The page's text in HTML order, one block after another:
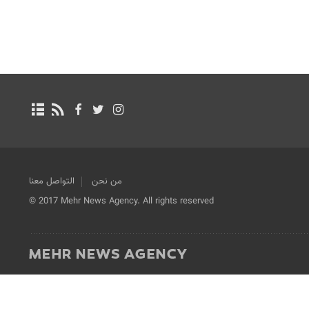
من نحن
التواصل معنا
© 2017 Mehr News Agency. All rights reserved